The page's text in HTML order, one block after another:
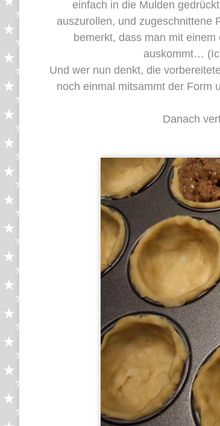
einfach in die Mulden
auszurollen, und zugeschnittene
bemerkt, dass man mit
auskommt…
Und wer nun denkt, die
noch einmal mitsammt der Form
Danach